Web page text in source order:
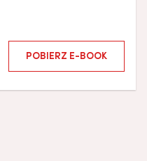
POBIERZ E-BOOK